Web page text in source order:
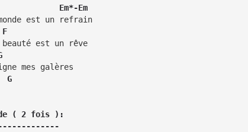
      Em*-Em
est un refrain
F
est un rêve
mes galères
G
( 2 fois ):